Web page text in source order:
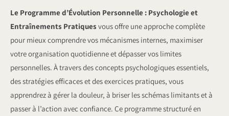
a
i
n
t
e
Le Programme d’Évolution Personnelle : Psychologie et
Entraînements Pratiques vous offre une approche complète
pour mieux comprendre vos mécanismes internes, maximiser
votre organisation quotidienne et dépasser vos limites
personnelles. À travers des concepts psychologiques essentiels,
des stratégies efficaces et des exercices pratiques, vous
apprendrez à gérer la douleur, à briser les schémas limitants et à
passer à l’action avec confiance. Ce programme structuré en